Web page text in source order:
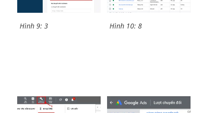
Hình 9: 3 Hình 10: 8